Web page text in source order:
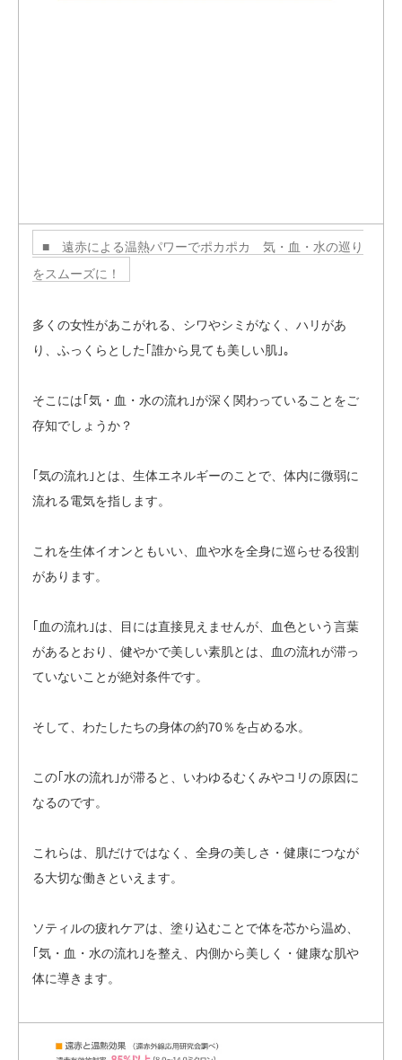
■ 遠赤による温熱パワーでポカポカ 気・血・水の巡り
をスムーズに！
多くの女性があこがれる、シワやシミがなく、ハリがあ
り、ふっくらとした｢誰から見ても美しい肌｣。
そこには｢気・血・水の流れ｣が深く関わっていることをご
存知でしょうか？
｢気の流れ｣とは、生体エネルギーのことで、体内に微弱に
流れる電気を指します。
これを生体イオンともいい、血や水を全身に巡らせる役割
があります。
｢血の流れ｣は、目には直接見えませんが、血色という言葉
があるとおり、健やかで美しい素肌とは、血の流れが滞っ
ていないことが絶対条件です。
そして、わたしたちの身体の約70％を占める水。
この｢水の流れ｣が滞ると、いわゆるむくみやコリの原因に
なるのです。
これらは、肌だけではなく、全身の美しさ・健康につなが
る大切な働きといえます。
ソティルの疲れケアは、塗り込むことで体を芯から温め、
｢気・血・水の流れ｣を整え、内側から美しく・健康な肌や
体に導きます。